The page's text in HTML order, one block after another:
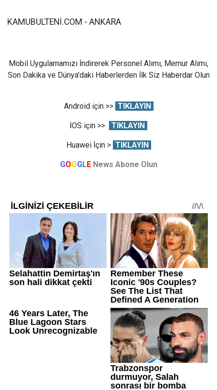
KAMUBULTENİ.COM - ANKARA
Mobil Uygulamamızı İndirerek Personel Alımı, Memur Alımı,
Son Dakika ve Dünya'daki Haberlerden İlk Siz Haberdar Olun
Android için >> TIKLAYIN
İOS için >> TIKLAYIN
Huawei İçin > TIKLAYIN
GOOGLE News Abone Olun